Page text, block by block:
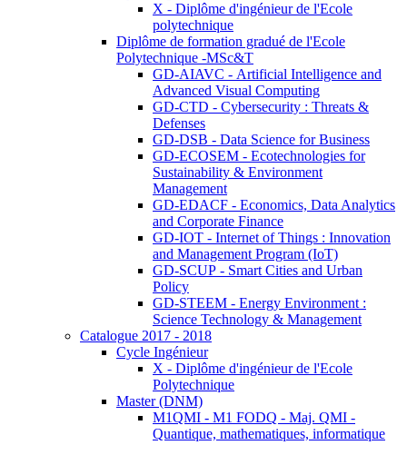
X - Diplôme d'ingénieur de l'Ecole
polytechnique
Diplôme de formation gradué de l'Ecole
Polytechnique -MSc&T
GD-AIAVC - Artificial Intelligence and
Advanced Visual Computing
GD-CTD - Cybersecurity : Threats &
Defenses
GD-DSB - Data Science for Business
GD-ECOSEM - Ecotechnologies for
Sustainability & Environment
Management
GD-EDACF - Economics, Data Analytics
and Corporate Finance
GD-IOT - Internet of Things : Innovation
and Management Program (IoT)
GD-SCUP - Smart Cities and Urban
Policy
GD-STEEM - Energy Environment :
Science Technology & Management
Catalogue 2017 - 2018
Cycle Ingénieur
X - Diplôme d'ingénieur de l'Ecole
Polytechnique
Master (DNM)
M1QMI - M1 FODQ - Maj. QMI -
Quantique, mathematiques, informatique